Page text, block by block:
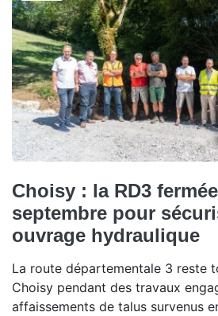
Choisy : la RD3
septembre pour
ouvrage hydraulique
La route départementale 3 reste
Choisy pendant des travaux
affaissements de talus survenus